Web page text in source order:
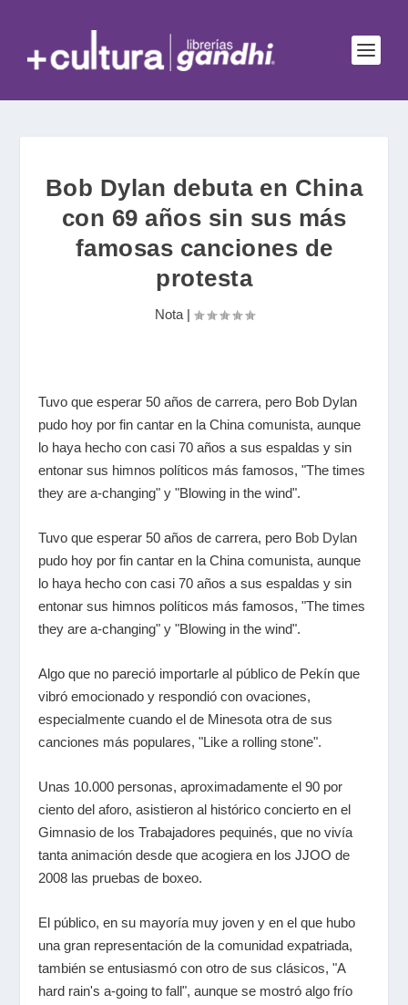
Bob Dylan debuta en China
con 69 años sin sus más
famosas canciones de
protesta
Nota|
Tuvo que esperar 50 años de carrera, pero Bob Dylan
pudo hoy por fin cantar en la China comunista, aunque
lo haya hecho con casi 70 años a sus espaldas y sin
entonar sus himnos políticos más famosos, "The times
they are a-changing" y "Blowing in the wind".
Tuvo que esperar 50 años de carrera, pero Bob Dylan
pudo hoy por fin cantar en la China comunista, aunque
lo haya hecho con casi 70 años a sus espaldas y sin
entonar sus himnos políticos más famosos, "The times
they are a-changing" y "Blowing in the wind".
Algo que no pareció importarle al público de Pekín que
vibró emocionado y respondió con ovaciones,
especialmente cuando el de Minesota otra de sus
canciones más populares, "Like a rolling stone".
Unas 10.000 personas, aproximadamente el 90 por
ciento del aforo, asistieron al histórico concierto en el
Gimnasio de los Trabajadores pequinés, que no vivía
tanta animación desde que acogiera en los JJOO de
2008 las pruebas de boxeo.
El público, en su mayoría muy joven y en el que hubo
una gran representación de la comunidad expatriada,
también se entusiasmó con otro de sus clásicos, "A
hard rain's a-going to fall", aunque se mostró algo frío